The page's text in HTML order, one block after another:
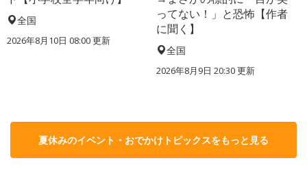
全国
2026年8月10日 08:00更新
ってない！」と恐怖【作者
に聞く】
全国
2026年8月9日 20:30更新
夏休みのイベント・おでかけトピックスをもっと見る